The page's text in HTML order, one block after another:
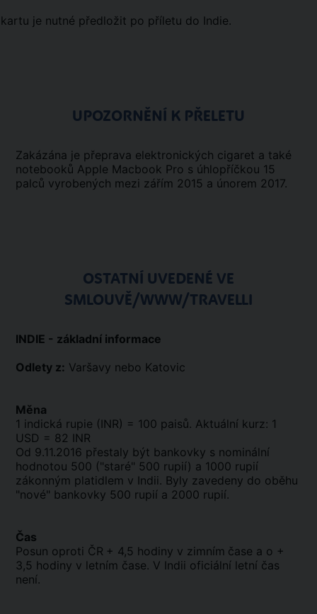
je nutné předložit po příletu do Indie.
UPOZORNĚNÍ K PŘELETU
Zakázána je přeprava elektronických cigaret a také
notebooků Apple Macbook Pro s úhlopříčkou 15
palců vyrobených mezi zářím 2015 a únorem 2017.
OSTATNÍ UVEDENÉ VE
SMLOUVĚ/WWW/TRAVELLI
INDIE - základní informace
Odlety z: Varšavy nebo Katovic
Měna
1 indická rupie (INR) = 100 paisů. Aktuální kurz: 1
USD = 82 INR
Od 9.11.2016 přestaly být bankovky s nominální
hodnotou 500 ("staré" 500 rupií) a 1000 rupií
zákonným platidlem v Indii. Byly zavedeny do oběhu
"nové" bankovky 500 rupií a 2000 rupií.
Čas
Posun oproti ČR + 4,5 hodiny v zimním čase a o +
3,5 hodiny v letním čase. V Indii oficiální letní čas
není.